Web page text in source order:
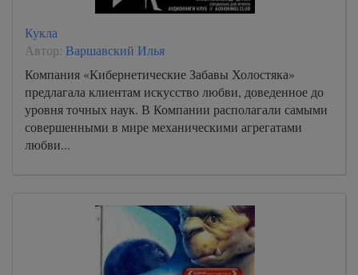
Кукла
Автор: Варшавский Илья
Компания «Кибернетические Забавы Холостяка»
предлагала клиентам искусство любви, доведенное до
уровня точных наук. В Компании располагали самыми
совершенными в мире механическими агрегатами
любви...